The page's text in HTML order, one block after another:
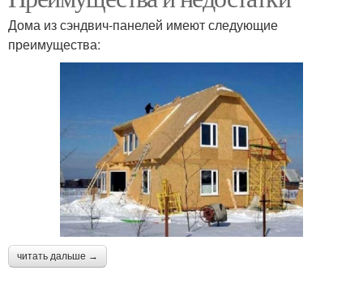
Дома из сэндвич-панелей имеют следующие
преимущества:
читать дальше →